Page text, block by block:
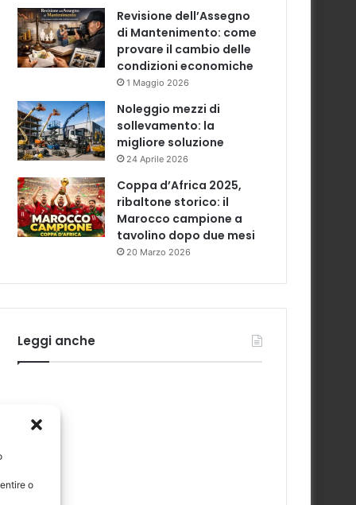
o
Revisione dell’Assegno
di Mantenimento: come
provare il cambio delle
condizioni economiche
1 Maggio 2026
Noleggio mezzi di
sollevamento: la
migliore soluzione
24 Aprile 2026
Coppa d’Africa 2025,
ribaltone storico: il
Marocco campione a
tavolino dopo due mesi
20 Marzo 2026
Leggi anche